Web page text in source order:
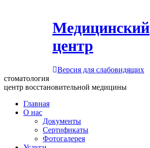
Медицинский
центр
Версия для слабовидящих
стоматология
центр восстановительной медицины
Главная
О нас
Документы
Сертификаты
Фотогалерея